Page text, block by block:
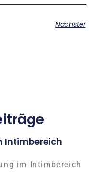
Nächster
Intimbereich
im Intimbereich